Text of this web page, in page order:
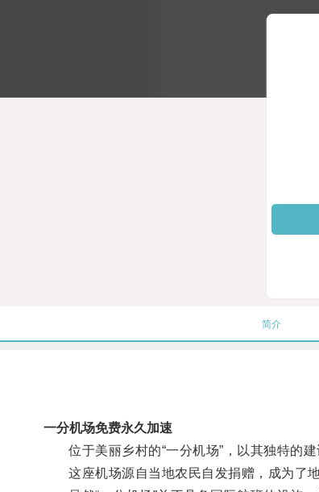
简介
一分机场免费永久加速
位于美丽乡村的“一分机场”，以其独特的建
这座机场源自当地农民自发捐赠，成为了地